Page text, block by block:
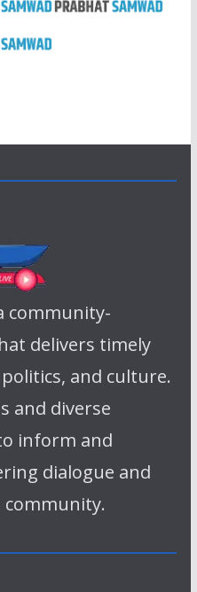
community-
delivers timely
and culture.
and diverse
inform and
dialogue and